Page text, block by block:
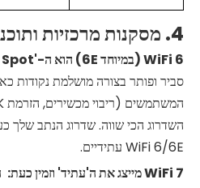
4. מסקנות מרכזיות ותוכנית פעולה
WiFi 6 (במיוחד 6E) הוא ה-'Now' Sweet Spot:
סביר ופותר בצורה מושלמת נקודות
השדרוג הכי שווה. שדרוג הנתב שלך
WiFi 6/6E עתידיים.
WiFi 7 מייצג את ה'עתיד' וזמין כעת: